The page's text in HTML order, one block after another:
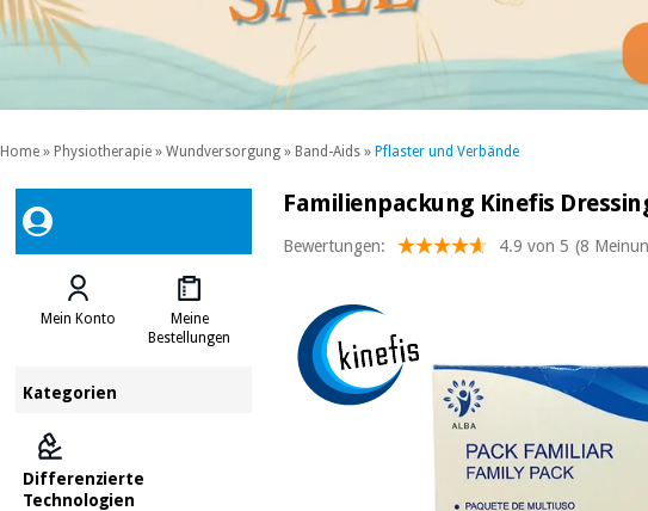
Home » Physiotherapie » Wundversorgung » Band-Aids » Pflaster und Verbände
Mein Konto
Meine
Bestellungen
Kategorien
Differenzierte
Technologien
Familienpackung Kinefis
Bewertungen: 4.9 von 5 (8